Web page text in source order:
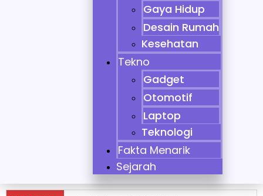
Gaya Hidup
Desain Rumah
Kesehatan
Tekno
Gadget
Otomotif
Laptop
Teknologi
Fakta Menarik
Sejarah